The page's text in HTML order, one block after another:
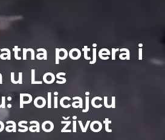
potjera i
u Los
Policajcu
život